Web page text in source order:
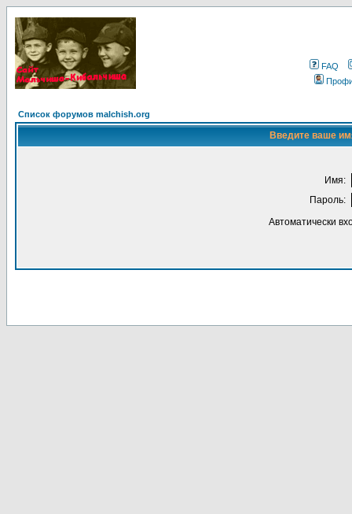
FAQ
Список форумов malchish.org
Введите ваше
Имя:
Пароль:
Автоматически